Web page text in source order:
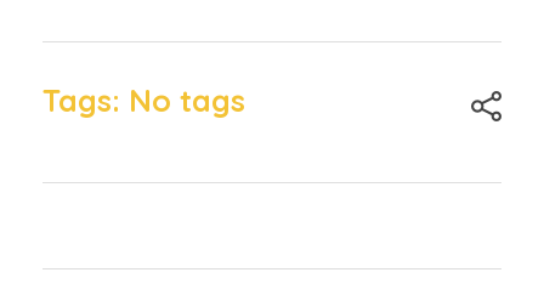
Tags: No tags